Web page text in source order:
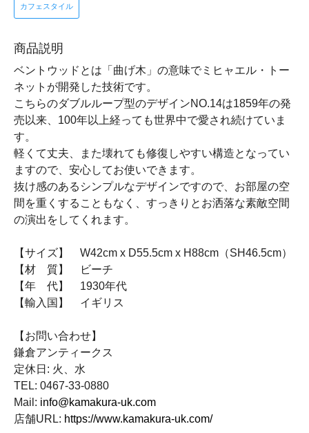
カフェスタイル
商品説明
ベントウッドとは「曲げ木」の意味でミヒャエル・トー
ネットが開発した技術です。
こちらのダブルループ型のデザインNO.14は1859年の発
売以来、100年以上経っても世界中で愛され続けていま
す。
軽くて丈夫、また壊れても修復しやすい構造となってい
ますので、安心してお使いできます。
抜け感のあるシンプルなデザインですので、お部屋の空
間を重くすることもなく、すっきりとお洒落な素敵空間
の演出をしてくれます。
【サイズ】 W42cm x D55.5cm x H88cm（SH46.5cm）
【材 質】 ビーチ
【年 代】 1930年代
【輸入国】 イギリス
【お問い合わせ】
鎌倉アンティークス
定休日: 火、水
TEL: 0467-33-0880
Mail: info@kamakura-uk.com
店舗URL: https://www.kamakura-uk.com/